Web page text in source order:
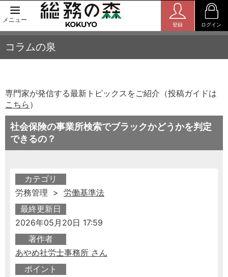
メニュー
登録 ログイン
コラムの泉
専門家が発信する最新トピックスをご紹介（投稿ガイドは
こちら ）
社会保険の事業所検索でブラックかどうかを判定
できるの？
カテゴリ
労務管理 > 労働基準法
最終更新日
2026年05月20日 17:59
著作者
あやめ社労士事務所 さん
ポイント